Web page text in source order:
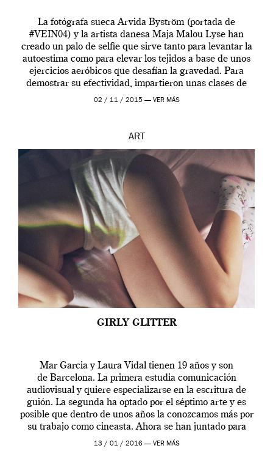
La fotógrafa sueca Arvida Byström (portada de
#VEIN04) y la artista danesa Maja Malou Lyse han
creado un palo de selfie que sirve tanto para levantar la
autoestima como para elevar los tejidos a base de unos
ejercicios aeróbicos que desafían la gravedad. Para
demostrar su efectividad, impartieron unas clases de
prueba en el Tate […]
02 / 11 / 2015 — VER MÁS
ART
GIRLY GLITTER
Mar Garcia y Laura Vidal tienen 19 años y son
de Barcelona. La primera estudia comunicación
audiovisual y quiere especializarse en la escritura de
guión. La segunda ha optado por el séptimo arte y es
posible que dentro de unos años la conozcamos más por
su trabajo como cineasta. Ahora se han juntado para
contarnos una […]
13 / 01 / 2016 — VER MÁS